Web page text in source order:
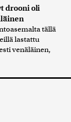
drooni oli
tällä
lastattu
venäläinen,